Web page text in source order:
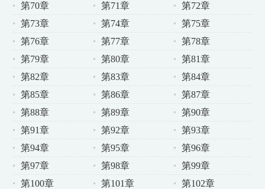
第70章 第71章
第72章
第73章
第74章
第75章
第76章
第77章
第78章
第79章
第80章
第81章
第82章
第83章
第84章
第85章
第86章
第87章
第88章
第89章
第90章
第91章
第92章
第93章
第94章
第95章
第96章
第97章
第98章
第99章
第100章
第101章
第102章